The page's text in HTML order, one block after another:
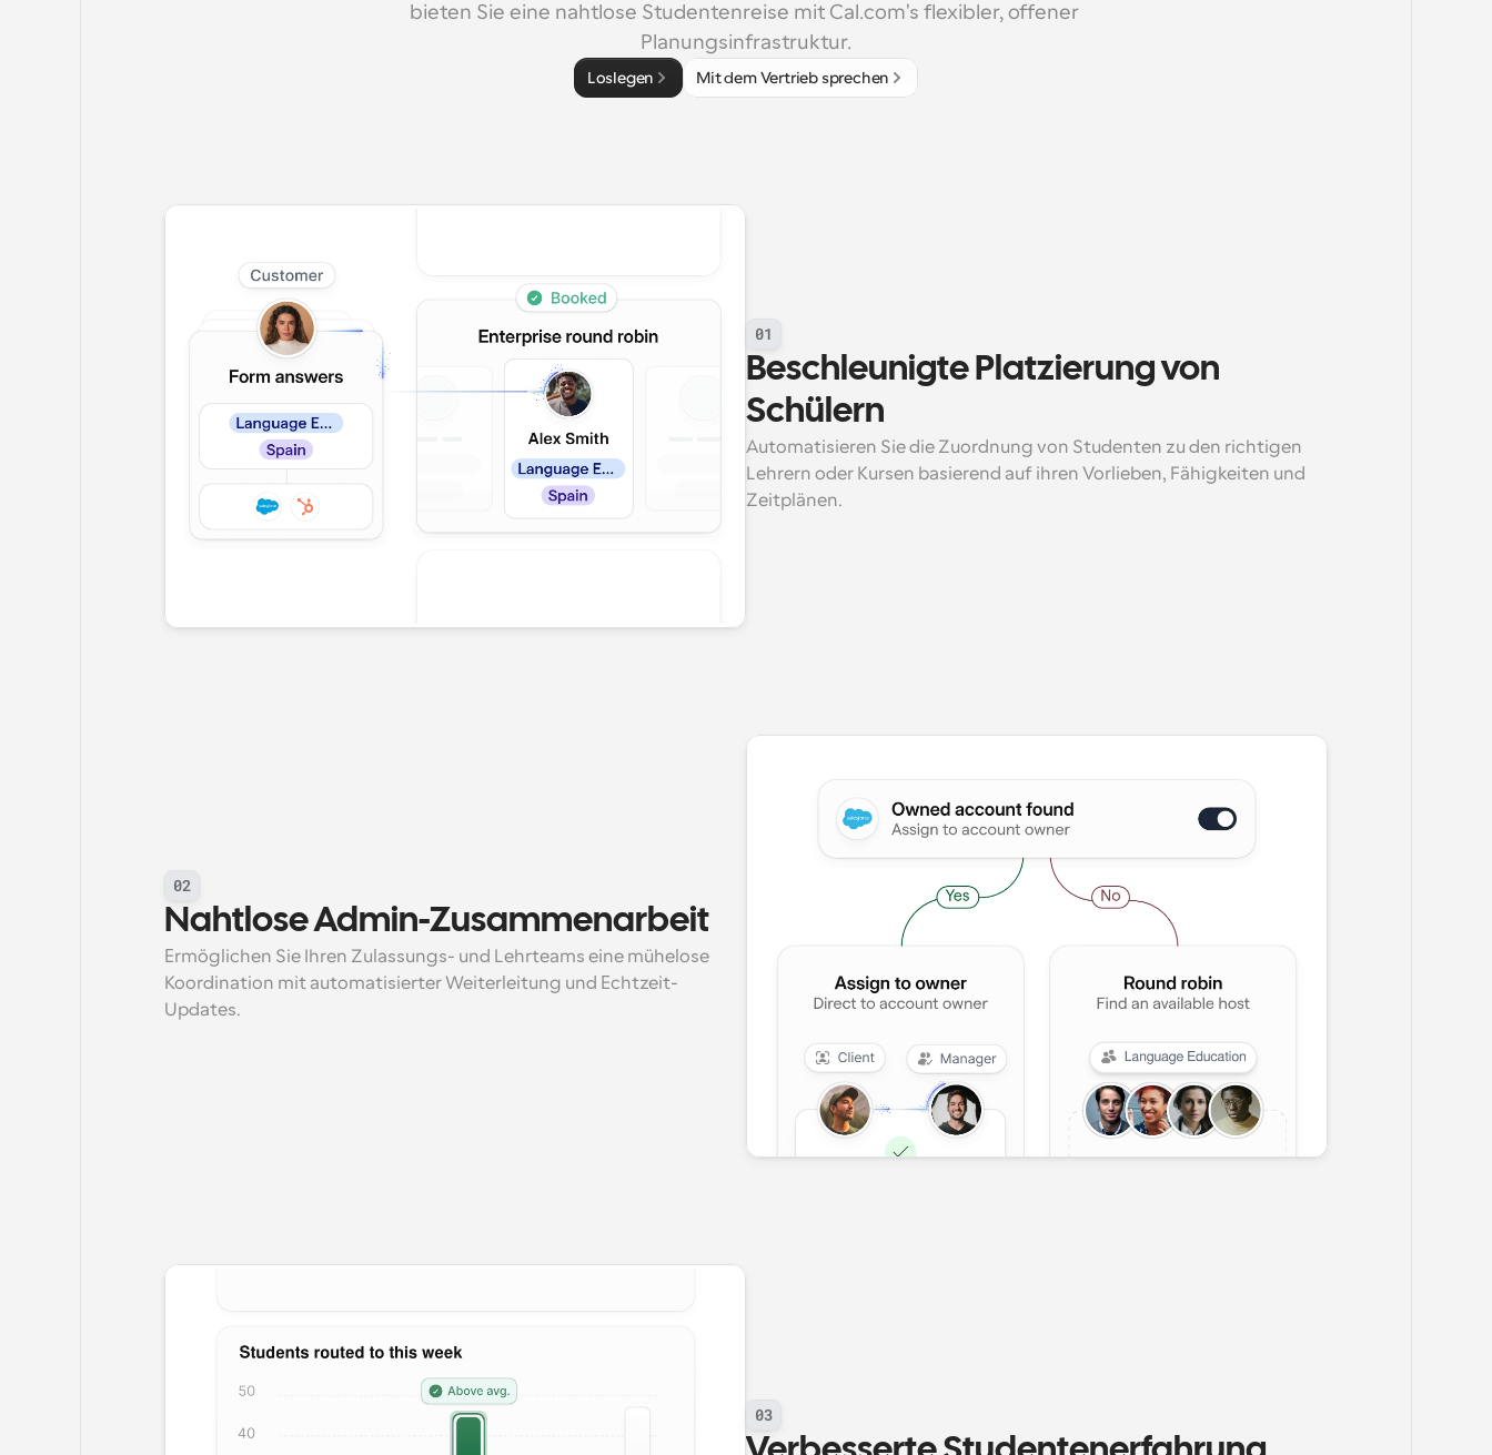
bieten Sie eine nahtlose Studentenreise mit Cal.com's flexibler, offener
Planungsinfrastruktur.
Loslegen Mit dem Vertrieb sprechen
01
Beschleunigte Platzierung von
Schülern
Automatisieren Sie die Zuordnung von Studenten zu den richtigen
Lehrern oder Kursen basierend auf ihren Vorlieben, Fähigkeiten und
Zeitplänen.
02
Nahtlose Admin-Zusammenarbeit
Ermöglichen Sie Ihren Zulassungs- und Lehrteams eine mühelose
Koordination mit automatisierter Weiterleitung und Echtzeit-
Updates.
03